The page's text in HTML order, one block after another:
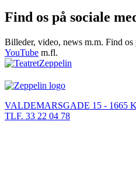
Find os på sociale
Billeder, video, news m.m. Find os
YouTube m.fl.
VALDEMARSGADE 15 - 1665
TLF. 33 22 04 78